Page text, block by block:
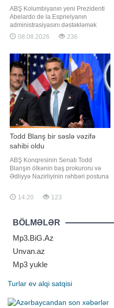
ABŞ Kolumbiyanın yeni Prezidenti
Abelardo de la Esprielyanın
administrasiyasını dəstəkləmək
məqsədilə 1 milyard dollar vəsait
ayıracaq. xəbər verir ki, bu barədə
xidmətinin yaydığı bəyanatda
bildirilib. Sənəddə qeyd olunur ki,
ABŞ Prezidenti Donald Trampın
administrasiyas
08.08.2026 236
Todd Blanş bir səslə vəzifə
sahibi oldu
ABŞ Konqresinin Senatı Todd
Blanşın ölkənin baş prokuroru və
Ədliyyə Nazirliyinin rəhbəri postuna
təsdiqləyib. xəbər verir ki, bu
barədə "Associated Press" (AP)
respublikaçıların çoxluq təşkil etdiyi
Senat Blanşın namizədliyin
14:20 123
BÖLMƏLƏR
Mp3.BiG.Az
Unvan.az
Mp3 yukle
Turlar ev alqi satqisi